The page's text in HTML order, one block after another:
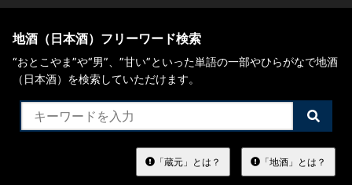
地酒（日本酒）フリーワード検索
“おとこやま”や“男”、”甘い”といった単語の一部やひらがなで地酒
（日本酒）を検索していただけます。
検
索
る
「蔵元」とは？ 「地酒」とは？